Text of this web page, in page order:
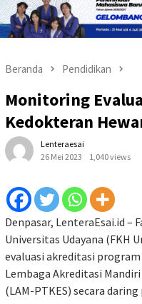
Beranda Pendidikan
Monitoring
Kedokteran
Lenteraesai
26 Mei 2023
1,040 views
Denpasar, LenteraEsai.id –
Universitas Udayana (FKH
evaluasi akreditasi
Lembaga Akreditasi
(LAM-PTKES) secara daring